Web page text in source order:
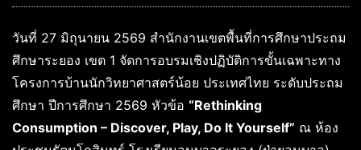
วันที่ 27 มิถุนายน 2569 สำนักงานเขตพื้นที่การศึกษาประถม
ศึกษาระยอง เขต 1 จัดการอบรมเชิงปฏิบัติการขั้นเฉพาะทาง
โครงการบ้านนักวิทยาศาสตร์น้อย ประเทศไทย ระดับประถม
ศึกษา ปีการศึกษา 2569 หัวข้อ “Rethinking
Consumption – Discover, Play, Do It Yourself” ณ ห้อง